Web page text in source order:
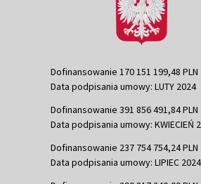
Dofinansowanie 170 151 199,48 PLN
Data podpisania umowy: LUTY 2024
Dofinansowanie 391 856 491,84 PLN
Data podpisania umowy: KWIECIEŃ
Dofinansowanie 237 754 754,24 PLN
Data podpisania umowy: LIPIEC 2024